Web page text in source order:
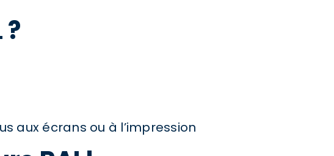
aux écrans ou à l’impression